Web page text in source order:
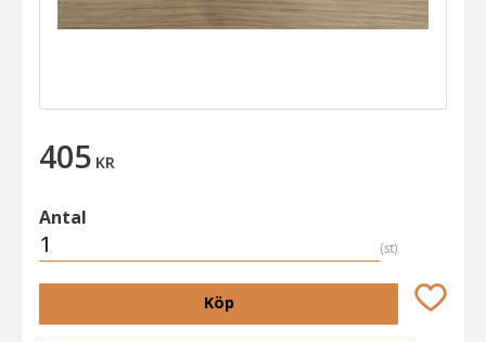
405 KR
Antal
st
Köp Lägg till